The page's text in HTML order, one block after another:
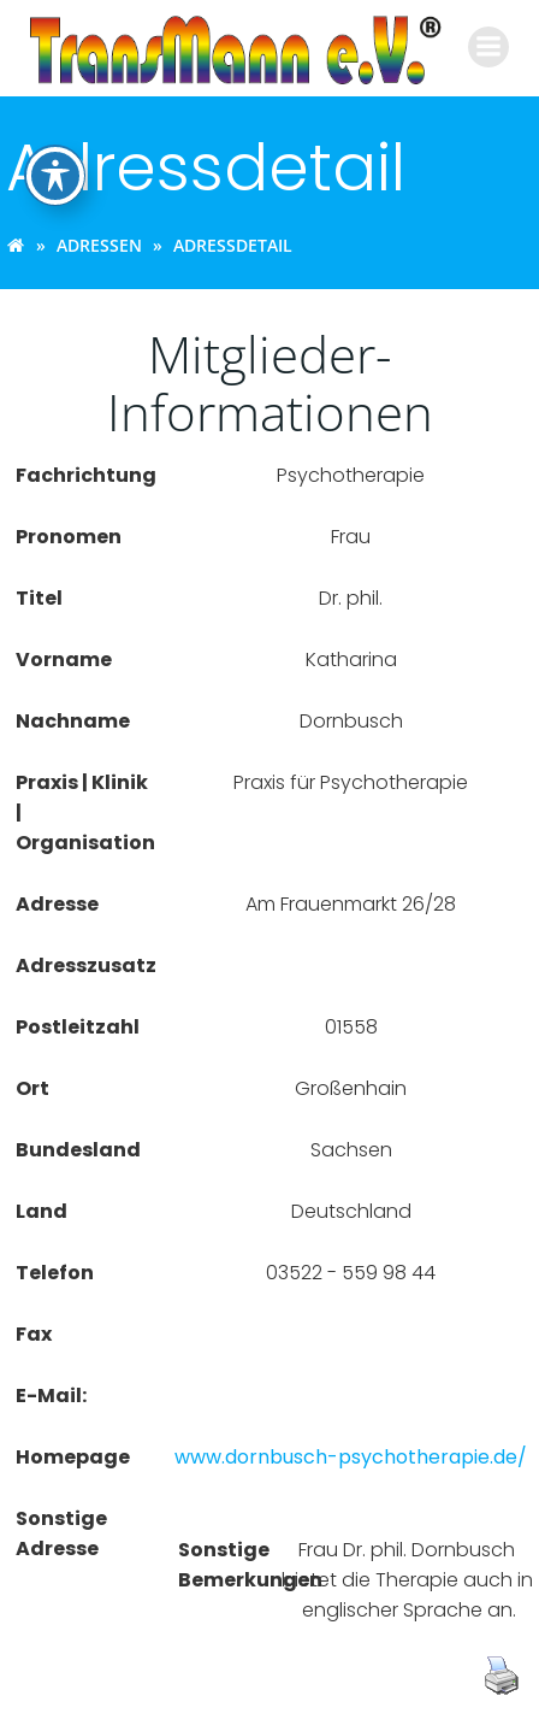
Inhalt
springen
Adressdetail
ADRESSEN ADRESSDETAIL
Mitglieder-
Informationen
Fachrichtung Psychotherapie
Pronomen Frau
Titel Dr. phil.
Vorname Katharina
Nachname Dornbusch
Praxis | Klinik
|
Organisation
Praxis für Psychotherapie
Adresse Am Frauenmarkt 26/28
Adresszusatz
Postleitzahl 01558
Ort Großenhain
Bundesland Sachsen
Land Deutschland
Telefon 03522 - 559 98 44
Fax
E-Mail:
Homepage www.dornbusch-psychotherapie.de/
Sonstige
Adresse
Sonstige
Bemerkungen
Frau Dr. phil. Dornbusch
bietet die Therapie auch in
englischer Sprache an.